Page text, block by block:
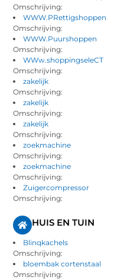
Omschrijving:
WWW.PRettigshoppen
Omschrijving:
WWW.Puurshoppen
Omschrijving:
WWw.shoppingseleCT
Omschrijving:
zakelijk
Omschrijving:
zakelijk
Omschrijving:
zakelijk
Omschrijving:
zoekmachine
Omschrijving:
zoekmachine
Omschrijving:
Zuigercompressor
Omschrijving:
HUIS EN TUIN
Blinqkachels
Omschrijving:
bloembak cortenstaal
Omschrijving: